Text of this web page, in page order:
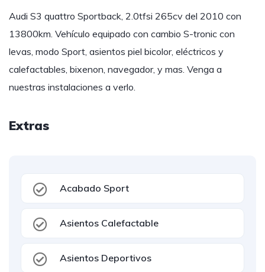
Audi S3 quattro Sportback, 2.0tfsi 265cv del 2010 con
13800km. Vehículo equipado con cambio S-tronic con
levas, modo Sport, asientos piel bicolor, eléctricos y
calefactables, bixenon, navegador, y mas. Venga a
nuestras instalaciones a verlo.
Extras
Acabado Sport
Asientos Calefactable
Asientos Deportivos